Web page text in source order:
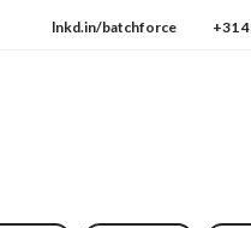
lnkd.in/batchforce +31